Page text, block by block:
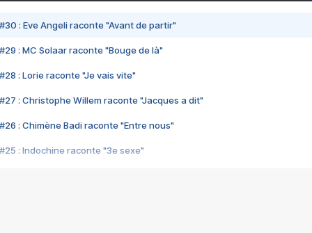
#30 : Eve Angeli raconte "Avant de partir"
#29 : MC Solaar raconte "Bouge de là"
#28 : Lorie raconte "Je vais vite"
#27 : Christophe Willem raconte "Jacques a dit"
#26 : Chimène Badi raconte "Entre nous"
#25 : Indochine raconte "3e sexe"